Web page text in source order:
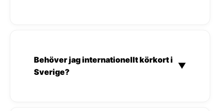
Behöver jag internationellt körkort i
Sverige?
▼